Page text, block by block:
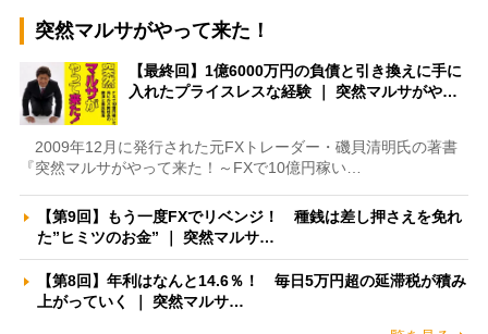
突然マルサがやって来た！
【最終回】1億6000万円の負債と引き換えに手に
入れたプライスレスな経験 ｜ 突然マルサがや…
2009年12月に発行された元FXトレーダー・磯貝清明氏の著書
『突然マルサがやって来た！～FXで10億円稼い…
【第9回】もう一度FXでリベンジ！ 種銭は差し押さえを免れ
た”ヒミツのお金” ｜ 突然マルサ…
【第8回】年利はなんと14.6％！ 毎日5万円超の延滞税が積み
上がっていく ｜ 突然マルサ…